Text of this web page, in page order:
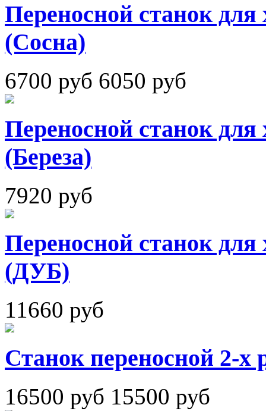
Переносной станок
(Сосна)
6700 руб 6050 руб
Переносной станок
(Береза)
7920 руб
Переносной станок
(ДУБ)
11660 руб
Станок переносной 2-
16500 руб 15500 руб